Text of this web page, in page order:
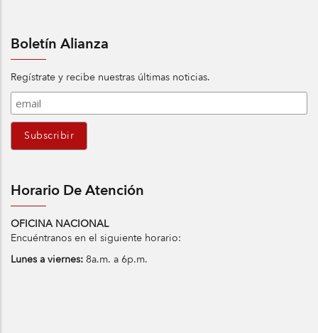
Boletín Alianza
Regístrate y recibe nuestras últimas noticias.
Horario De Atención
OFICINA NACIONAL
Encuéntranos en el siguiente horario:
Lunes a viernes: 8a.m. a 6p.m.